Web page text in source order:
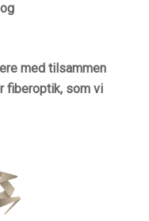
med tilsammen
fiberoptik, som vi